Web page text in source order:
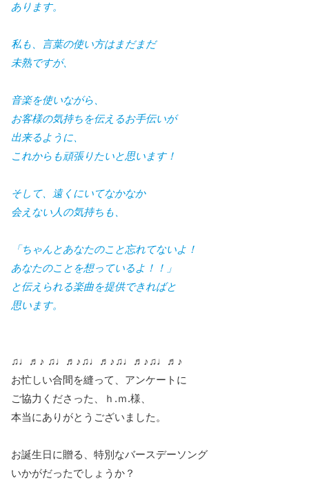
あります。
私も、言葉の使い方はまだまだ
未熟ですが、
音楽を使いながら、
お客様の気持ちを伝えるお手伝いが
出来るように、
これからも頑張りたいと思います！
そして、遠くにいてなかなか
会えない人の気持ちも、
「ちゃんとあなたのこと忘れてないよ！
あなたのことを想っているよ！！」
と伝えられる楽曲を提供できればと
思います。
♫♩♬♪ ♫♩♬♪♫♩♬♪♫♩♬♪♫♩♬♪
お忙しい合間を縫って、アンケートに
ご協力くださった、ｈ.ｍ.様、
本当にありがとうございました。
お誕生日に贈る、特別なバースデーソング
いかがだったでしょうか？